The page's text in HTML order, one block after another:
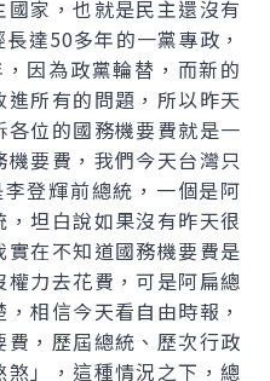
家，也就是民主還沒有
達50多年的一黨專政，
因為政黨輪替，而新的
所有的問題，所以昨天
位的國務機要費就是一
要費，我們今天台灣只
登輝前總統，一個是阿
坦白說如果沒有昨天很
在不知道國務機要費是
力去花費，可是阿扁總
相信今天看自由時報，
，歷屆總統、歷次行政
」，這種情況之下，總